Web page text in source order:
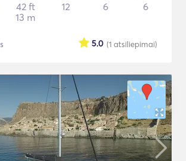
42 ft
13 m
12 6 6
(1 atsiliepimai)
5.0